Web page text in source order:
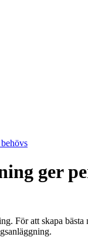
ger
För att skapa